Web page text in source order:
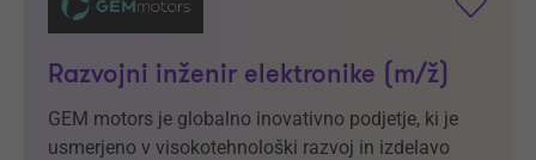
Razvojni inženir elektronike (m/ž)
GEM motors je globalno inovativno podjetje, ki je
usmerjeno v visokotehnološki razvoj in izdelavo